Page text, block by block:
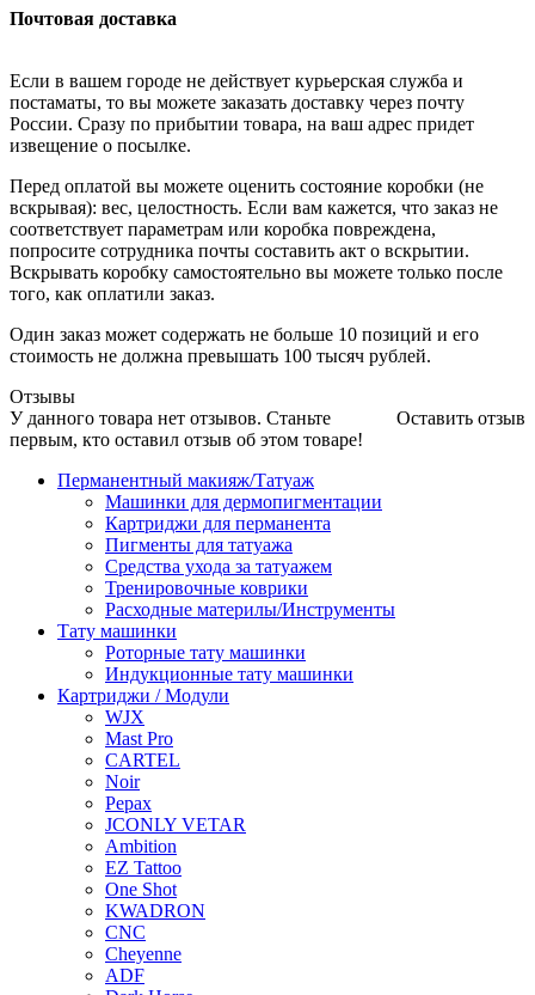
Почтовая доставка
Если в вашем городе не действует курьерская служба и
постаматы, то вы можете заказать доставку через почту
России. Сразу по прибытии товара, на ваш адрес придет
извещение о посылке.
Перед оплатой вы можете оценить состояние коробки (не
вскрывая): вес, целостность. Если вам кажется, что заказ не
соответствует параметрам или коробка повреждена,
попросите сотрудника почты составить акт о вскрытии.
Вскрывать коробку самостоятельно вы можете только после
того, как оплатили заказ.
Один заказ может содержать не больше 10 позиций и его
стоимость не должна превышать 100 тысяч рублей.
Отзывы
Оставить отзыв
У данного товара нет отзывов. Станьте
первым, кто оставил отзыв об этом товаре!
Перманентный макияж/Татуаж
Машинки для дермопигментации
Картриджи для перманента
Пигменты для татуажа
Средства ухода за татуажем
Тренировочные коврики
Расходные материлы/Инструменты
Тату машинки
Роторные тату машинки
Индукционные тату машинки
Картриджи / Модули
WJX
Mast Pro
CARTEL
Noir
Pepax
JCONLY VETAR
Ambition
EZ Tattoo
One Shot
KWADRON
CNC
Cheyenne
ADF